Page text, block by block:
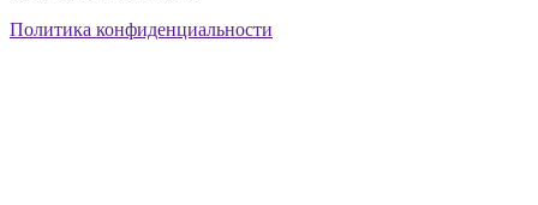
Политика конфиденциальности